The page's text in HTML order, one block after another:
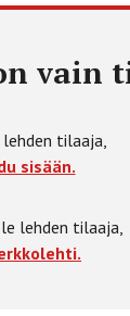
vain
tilaaja,
sisään.
lehden tilaaja,